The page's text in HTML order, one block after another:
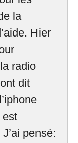
la
Hier
radio
dit
est
pensé: